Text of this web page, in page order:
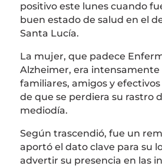
positivo este lunes cuando
buen estado de salud en el
Santa Lucía.
La mujer, que padece
Alzheimer, era
familiares, amigos y
de que se perdiera su rastro
mediodía.
Según trascendió, fue un
aportó el dato clave para su
advertir su presencia en las